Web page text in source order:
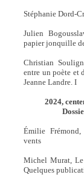
Stéphanie Dord-
Julien
papier jonquille
Christian
entre un poète et
Jeanne Landre. I
2024,
Émilie
vents
Michel Murat, Le
Quelques